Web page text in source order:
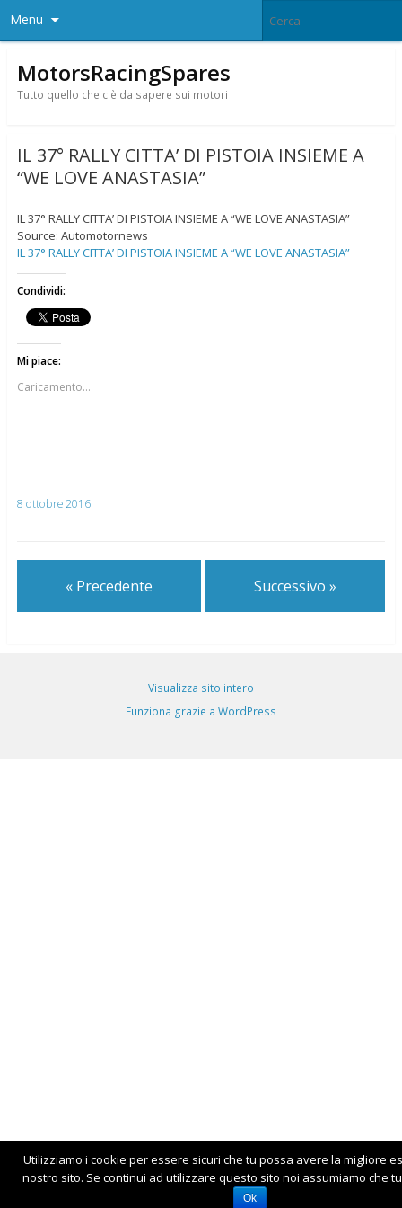
Menu
MotorsRacingSpares
Tutto quello che c'è da sapere sui motori
IL 37° RALLY CITTA’ DI PISTOIA INSIEME A
“WE LOVE ANASTASIA”
IL 37° RALLY CITTA’ DI PISTOIA INSIEME A “WE LOVE ANASTASIA”
Source: Automotornews
IL 37° RALLY CITTA’ DI PISTOIA INSIEME A “WE LOVE ANASTASIA”
Condividi:
Mi piace:
Caricamento...
8 ottobre 2016
« Precedente Successivo »
Visualizza sito intero
Funziona grazie a WordPress
Utilizziamo i cookie per essere sicuri che tu possa avere la migliore
nostro sito. Se continui ad utilizzare questo sito noi assumiamo che
Ok